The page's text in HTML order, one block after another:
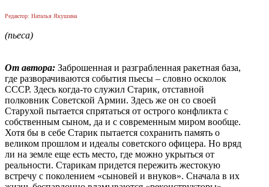
Редактор: Наталья Якушина
(пьеса)
От автора: Заброшенная и разграбленная ракетная база,
где разворачиваются события пьесы – словно осколок
СССР. Здесь когда-то служил Старик, отставной
полковник Советской Армии. Здесь же он со своей
Старухой пытается спрятаться от острого конфликта с
собственным сыном, да и с современным миром вообще.
Хотя бы в себе Старик пытается сохранить память о
великом прошлом и идеалы советского офицера. Но вряд
ли на земле еще есть место, где можно укрыться от
реальности. Старикам придется пережить жестокую
встречу с поколением «сыновей и внуков». Сначала в их